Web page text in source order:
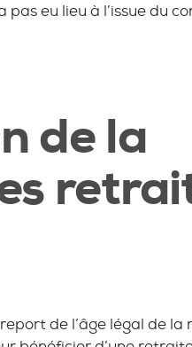
pas eu lieu à l’issue du
de la
de l’âge légal de